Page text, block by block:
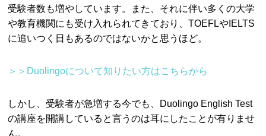
受験者数も増やしています。また、それに伴い多くの大学
や教育機関にも受け入れられてきており、TOEFLやIELTS
に追いつく日もあるのではないかと思うほど。
＞＞Duolingoについて知りたい方はこちらから
しかし、受験者が急増する今でも、Duolingo English Test
の講座を開講していると言うのは耳にしたことが有りませ
ん。